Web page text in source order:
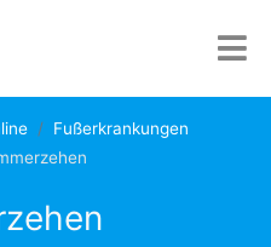
Fußerkrankungen